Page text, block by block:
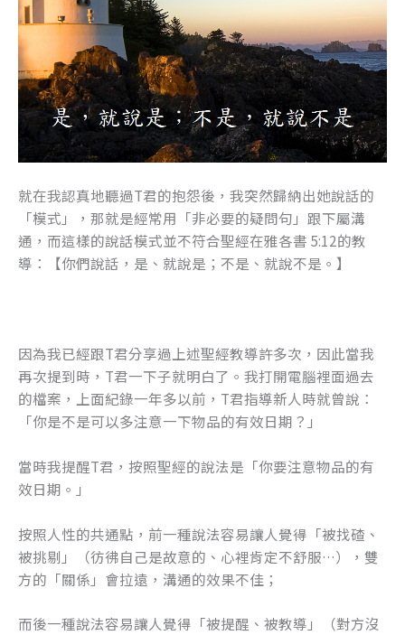
就在我認真地聽過T君的抱怨後，我突然歸納出她說話的
「模式」，那就是經常用「非必要的疑問句」跟下屬溝
通，而這樣的說話模式並不符合聖經在雅各書 5:12的教
導：【你們說話，是、就說是；不是、就說不是。】
因為我已經跟T君分享過上述聖經教導許多次，因此當我
再次提到時，T君一下子就明白了。我打開電腦裡面過去
的檔案，上面紀錄一年多以前，T君指導新人時就曾說：
「你是不是可以多注意一下物品的有效日期？」
當時我提醒T君，按照聖經的說法是「你要注意物品的有
效日期。」
按照人性的共通點，前一種說法容易讓人覺得「被找碴、
被挑剔」（彷彿自己是故意的、心裡肯定不舒服…），雙
方的「關係」會拉遠，溝通的效果不佳；
而後一種說法容易讓人覺得「被提醒、被教導」（對方沒